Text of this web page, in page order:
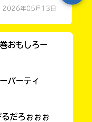
2026年05月13日
おもしろー
パーティ
だろぉぉぉ